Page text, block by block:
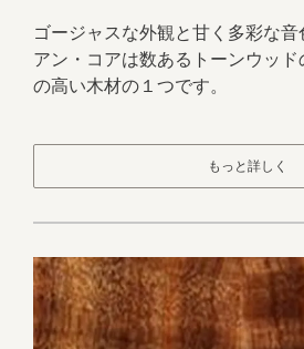
ゴージャスな外観と甘く多彩な音
アン・コアは数あるトーンウッ
の高い木材の１つです。
もっと詳しく